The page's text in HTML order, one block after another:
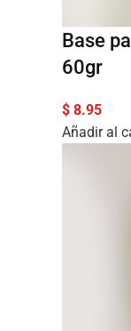
Base
60gr
$8.95
Añadir al